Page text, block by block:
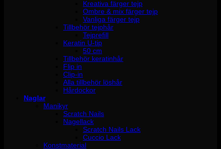
Kreativa färger tejp
Ombre & mix färger tejp
Vanliga färger tejp
Tillbehör tejphår
Tejprefill
Keratin U-tip
50 cm
Tillbehör keratinhår
Flip in
Clip-in
Alla tillbehör löshår
Hårdockor
Naglar
Manikyr
Scratch Nails
Nagellack
Scratch Nails Lack
Cuccio Lack
Konstmaterial